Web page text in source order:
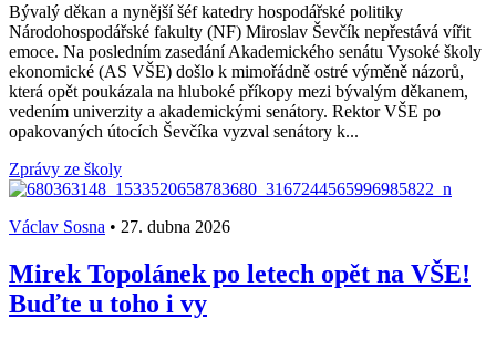
Bývalý děkan a nynější šéf katedry hospodářské politiky
Národohospodářské fakulty (NF) Miroslav Ševčík nepřestává vířit
emoce. Na posledním zasedání Akademického senátu Vysoké školy
ekonomické (AS VŠE) došlo k mimořádně ostré výměně názorů,
která opět poukázala na hluboké příkopy mezi bývalým děkanem,
vedením univerzity a akademickými senátory. Rektor VŠE po
opakovaných útocích Ševčíka vyzval senátory k...
Zprávy ze školy
Václav Sosna • 27. dubna 2026
Mirek Topolánek po letech opět na VŠE!
Buďte u toho i vy